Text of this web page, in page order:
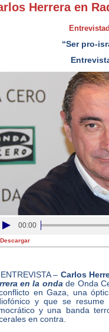
Herrera en
“Ser pro-
00:00
Descargar
ENTREVISTA – Carlos
en la ondade Onda
en Gaza, una
y que se
y una banda
en contra.